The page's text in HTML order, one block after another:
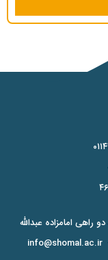
info@shomal.ac.ir